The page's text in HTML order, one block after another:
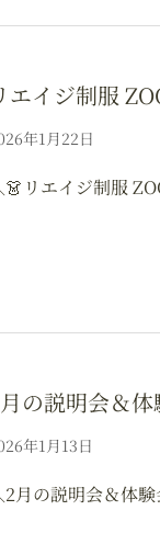
エイジ制服
年1月22日
👗リエイジ制服
の説明会＆
年1月13日
2月の説明会＆体